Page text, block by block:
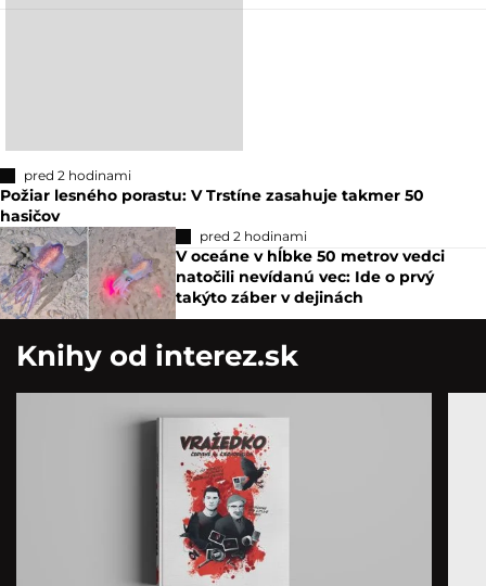
pred 2 hodinami
Požiar lesného porastu: V Trstíne zasahuje takmer 50
hasičov
pred 2 hodinami
V oceáne v hĺbke 50 metrov vedci
natočili nevídanú vec: Ide o prvý
takýto záber v dejinách
Knihy od interez.sk